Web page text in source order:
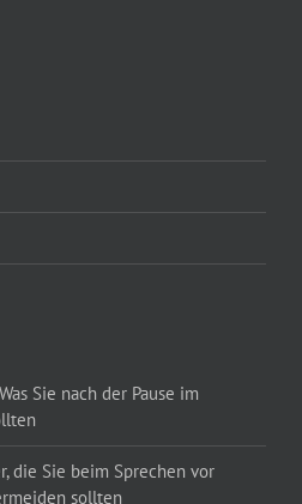
Sie nach der Pause im
die Sie beim Sprechen vor
sollten